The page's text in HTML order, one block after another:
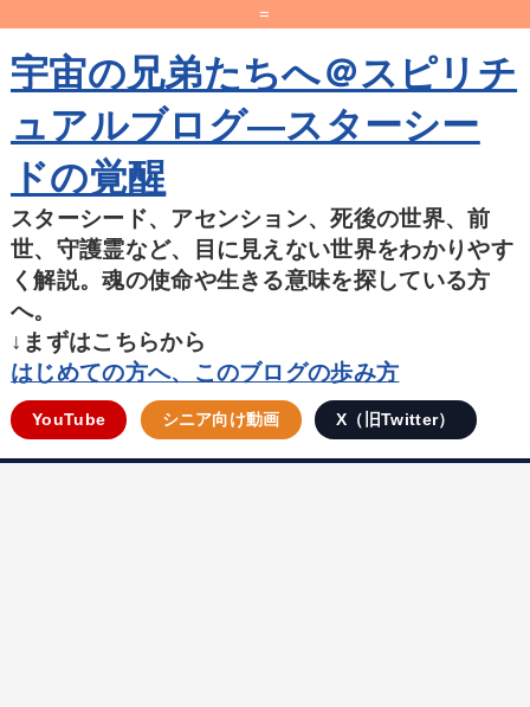
=
宇宙の兄弟たちへ＠スピリチ
ュアルブログ―スターシー
ドの覚醒
スターシード、アセンション、死後の世界、前
世、守護霊など、目に見えない世界をわかりやす
く解説。魂の使命や生きる意味を探している方
へ。
↓まずはこちらから
はじめての方へ、このブログの歩み方
YouTube シニア向け動画 X（旧Twitter）